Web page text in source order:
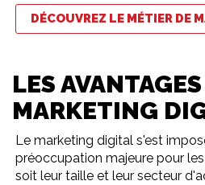
DÉCOUVREZ LE MÉTIER DE
LES
MARKETING
Le marketing digital s'est
préoccupation majeure pour
soit leur taille et leur secteur